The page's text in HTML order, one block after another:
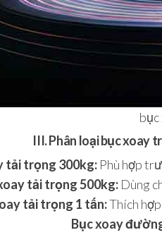
bục
III. Phân loại bục xoay
tải trọng 300kg:Phù hợp
tải trọng 500kg: Dùng
tải trọng 1 tấn:Thích hợp
Bục xoay